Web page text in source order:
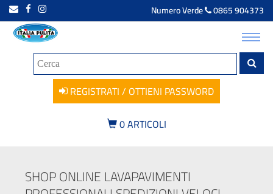
Numero Verde 0865 904373
REGISTRATI / OTTIENI PASSWORD
0ARTICOLI
SHOP ONLINE LAVAPAVIMENTI